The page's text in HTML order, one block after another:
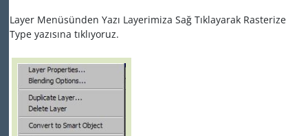
Layer Menüsünden Yazı Layerimiza Sağ Tıklayarak Rasterize
Type yazısına tıklıyoruz.